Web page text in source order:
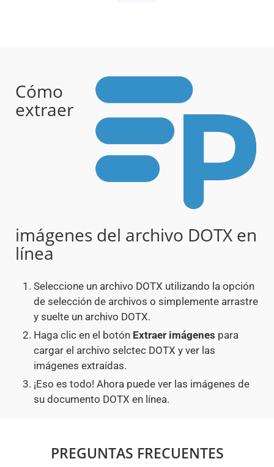
Cómo
extraer
imágenes del archivo DOTX en
línea
Seleccione un archivo DOTX utilizando la opción
de selección de archivos o simplemente arrastre
y suelte un archivo DOTX.
Haga clic en el botón Extraer imágenes para
cargar el archivo selctec DOTX y ver las
imágenes extraídas.
¡Eso es todo! Ahora puede ver las imágenes de
su documento DOTX en línea.
PREGUNTAS FRECUENTES